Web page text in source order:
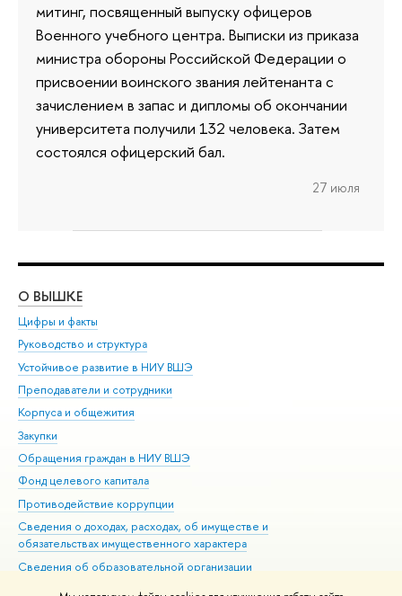
митинг, посвященный выпуску офицеров
Военного учебного центра. Выписки из приказа
министра обороны Российской Федерации о
присвоении воинского звания лейтенанта с
зачислением в запас и дипломы об окончании
университета получили 132 человека. Затем
состоялся офицерский бал.
27 июля
О ВЫШКЕ
Цифры и факты
Руководство и структура
Устойчивое развитие в НИУ ВШЭ
Преподаватели и сотрудники
Корпуса и общежития
Закупки
Обращения граждан в НИУ ВШЭ
Фонд целевого капитала
Противодействие коррупции
Сведения о доходах, расходах, об имуществе и
обязательствах имущественного характера
Сведения об образовательной организации
Людям с ограниченными возможностями здоровья